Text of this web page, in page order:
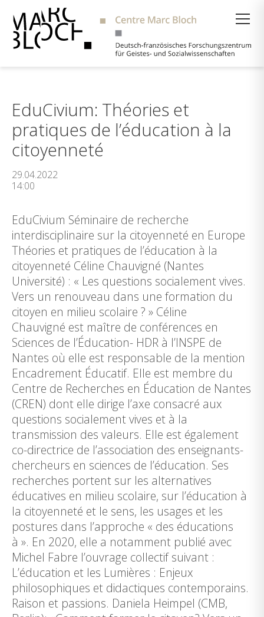
EduCivium: Théories et
pratiques de l’éducation à la
citoyenneté
29.04.2022
14:00
EduCivium Séminaire de recherche
interdisciplinaire sur la citoyenneté en Europe
Théories et pratiques de l’éducation à la
citoyenneté Céline Chauvigné (Nantes
Université) : « Les questions socialement vives.
Vers un renouveau dans une formation du
citoyen en milieu scolaire ? » Céline
Chauvigné est maître de conférences en
Sciences de l’Éducation- HDR à l’INSPE de
Nantes où elle est responsable de la mention
Encadrement Éducatif. Elle est membre du
Centre de Recherches en Éducation de Nantes
(CREN) dont elle dirige l’axe consacré aux
questions socialement vives et à la
transmission des valeurs. Elle est également
co-directrice de l’association des enseignants-
chercheurs en sciences de l’éducation. Ses
recherches portent sur les alternatives
éducatives en milieu scolaire, sur l’éducation à
la citoyenneté et le sens, les usages et les
postures dans l’approche « des éducations
à ». En 2020, elle a notamment publié avec
Michel Fabre l’ouvrage collectif suivant :
L’éducation et les Lumières : Enjeux
philosophiques et didactiques contemporains.
Raison et passions. Daniela Heimpel (CMB,